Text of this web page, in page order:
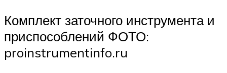
Комплект заточного инструмента и
приспособлений ФОТО:
proinstrumentinfo.ru